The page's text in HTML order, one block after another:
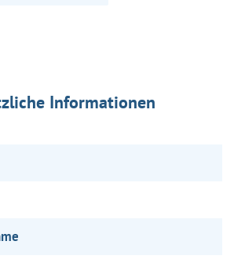
Informationen